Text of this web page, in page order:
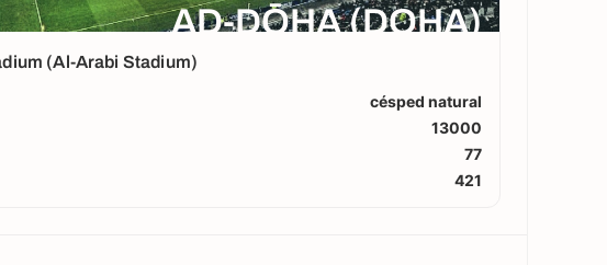
AD-DŌHA (DOHA)
(Al-Arabi Stadium)
césped natural
13000
77
421